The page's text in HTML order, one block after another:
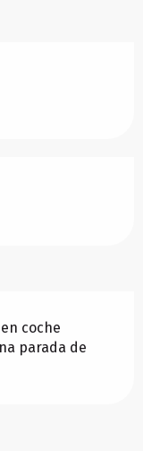
coche
parada de